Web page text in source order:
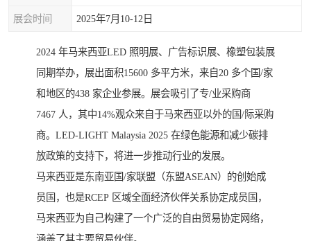
展会时间 2025年7月10-12日
2024 年马来西亚LED 照明展、广告标识展、橡塑包装展
同期举办，展出面积15600 多平方米，来自20 多个国/家
和地区的438 家企业参展。展会吸引了专/业采购商
7467 人，其中14%观众来自于马来西亚以外的国/际采购
商。LED-LIGHT Malaysia 2025 在绿色能源和减少碳排
放政策的支持下，将进一步推动行业的发展。
马来西亚是东南亚国/家联盟（东盟ASEAN）的创始成
员国，也是RCEP 区域全面经济伙伴关系协定成员国，
马来西亚为自己构建了一个广泛的自由贸易协定网络，